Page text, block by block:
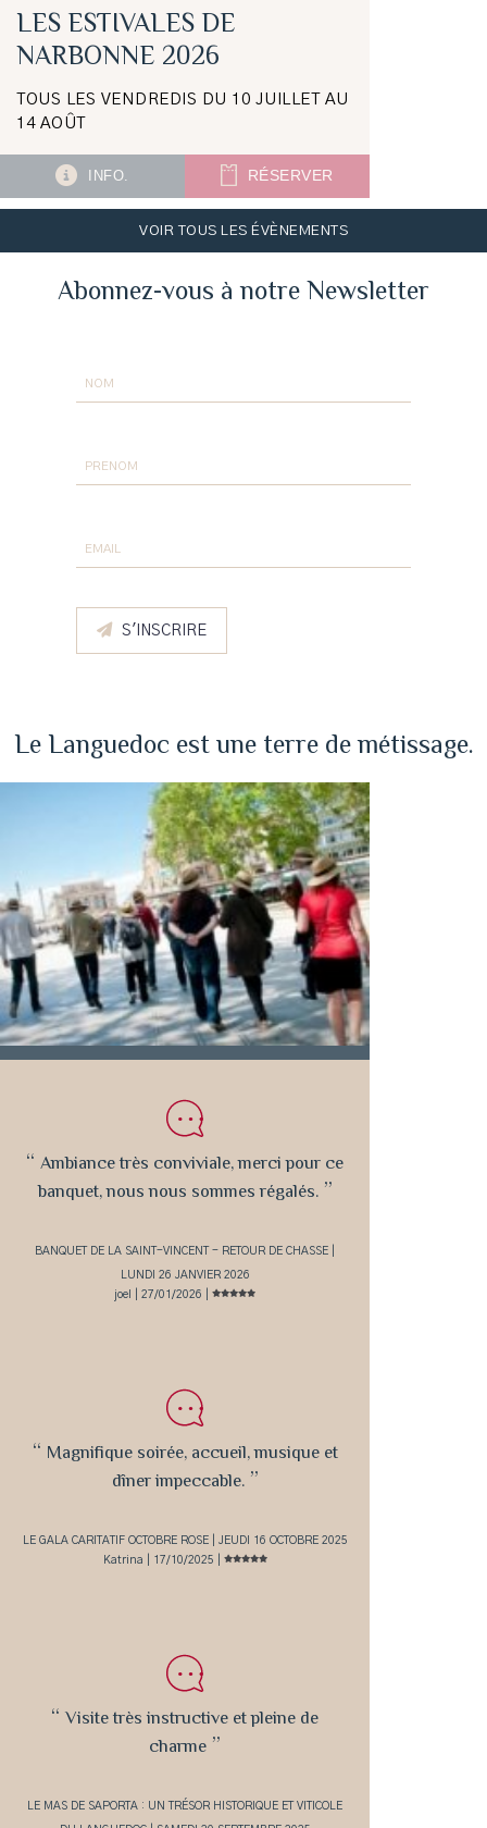
LES ESTIVALES DE
NARBONNE 2026
TOUS LES VENDREDIS DU 10 JUILLET AU
14 AOÛT
INFO. RÉSERVER
VOIR TOUS LES ÉVÈNEMENTS
Abonnez-vous à notre Newsletter
S'INSCRIRE
Le Languedoc est une terre de métissage.
“ Ambiance très conviviale, merci pour ce
banquet, nous nous sommes régalés.”
BANQUET DE LA SAINT-VINCENT - RETOUR DE CHASSE |
LUNDI 26 JANVIER 2026
joel | 27/01/2026 |
“ Magnifique soirée, accueil, musique et
dîner impeccable.”
LE GALA CARITATIF OCTOBRE ROSE | JEUDI 16 OCTOBRE 2025
Katrina | 17/10/2025 |
“Visite très instructive et pleine de
charme ”
LE MAS DE SAPORTA : UN TRÉSOR HISTORIQUE ET VITICOLE